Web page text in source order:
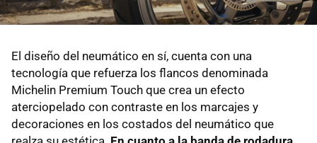
El diseño del neumático en sí, cuenta con una
tecnología que refuerza los flancos denominada
Michelin Premium Touch que crea un efecto
aterciopelado con contraste en los marcajes y
decoraciones en los costados del neumático que